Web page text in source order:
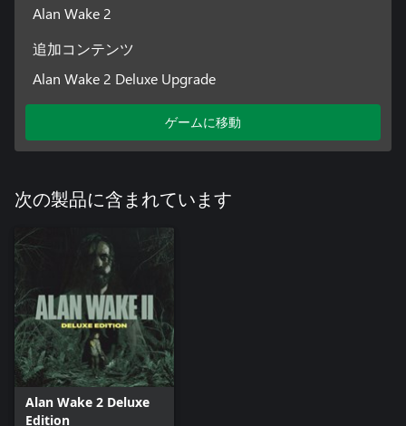
Alan Wake 2
追加コンテンツ
Alan Wake 2 Deluxe Upgrade
ゲームに移動
次の製品に含まれています
Alan Wake 2 Deluxe
Edition